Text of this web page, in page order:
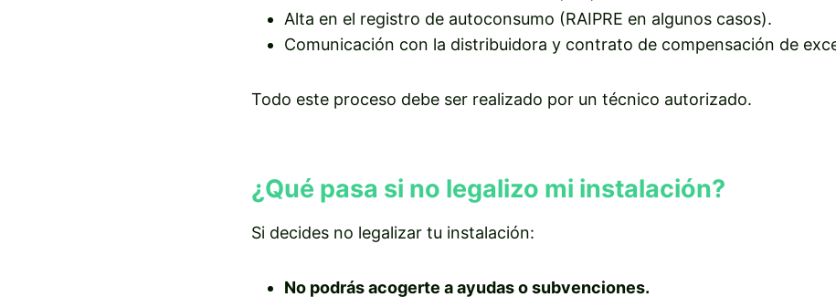
Alta en el registro de autoconsumo (RAIPRE en algunos casos).
Comunicación con la distribuidora y contrato de compensación de
Todo este proceso debe ser realizado por un técnico autorizado.
¿Qué pasa si no legalizo mi instalación?
Si decides no legalizar tu instalación:
No podrás acogerte a ayudas o subvenciones.